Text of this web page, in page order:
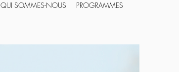
QUI SOMMES-NOUS PROGRAMMES